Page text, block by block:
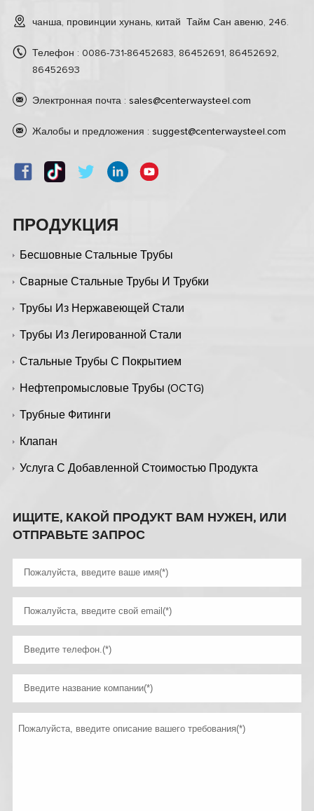
чанша, провинции хунань, китай Тайм Сан авеню, 246.
Телефон : 0086-731-86452683, 86452691, 86452692,
86452693
Электронная почта : sales@centerwaysteel.com
Жалобы и предложения : suggest@centerwaysteel.com
ПРОДУКЦИЯ
Бесшовные Стальные Трубы
Сварные Стальные Трубы И Трубки
Трубы Из Нержавеющей Стали
Трубы Из Легированной Стали
Стальные Трубы С Покрытием
Нефтепромысловые Трубы (OCTG)
Трубные Фитинги
Клапан
Услуга С Добавленной Стоимостью Продукта
ИЩИТЕ, КАКОЙ ПРОДУКТ ВАМ НУЖЕН, ИЛИ
ОТПРАВЬТЕ ЗАПРОС